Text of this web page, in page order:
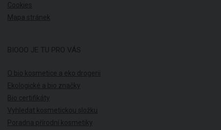
Cookies
Mapa stránek
BIOOO JE TU PRO VÁS
O bio kosmetice a eko drogerii
Ekologické a bio značky
Bio certifikáty
Vyhledat kosmetickou složku
Poradna přírodní kosmetiky